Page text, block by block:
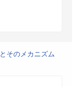
そのメカニズム